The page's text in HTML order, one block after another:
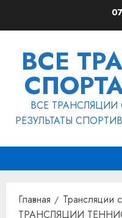
ВСЕ
ВСЕ
РЕЗУЛЬТАТЫ
Главная
Трансляции
ТРАНСЛЯЦИИ